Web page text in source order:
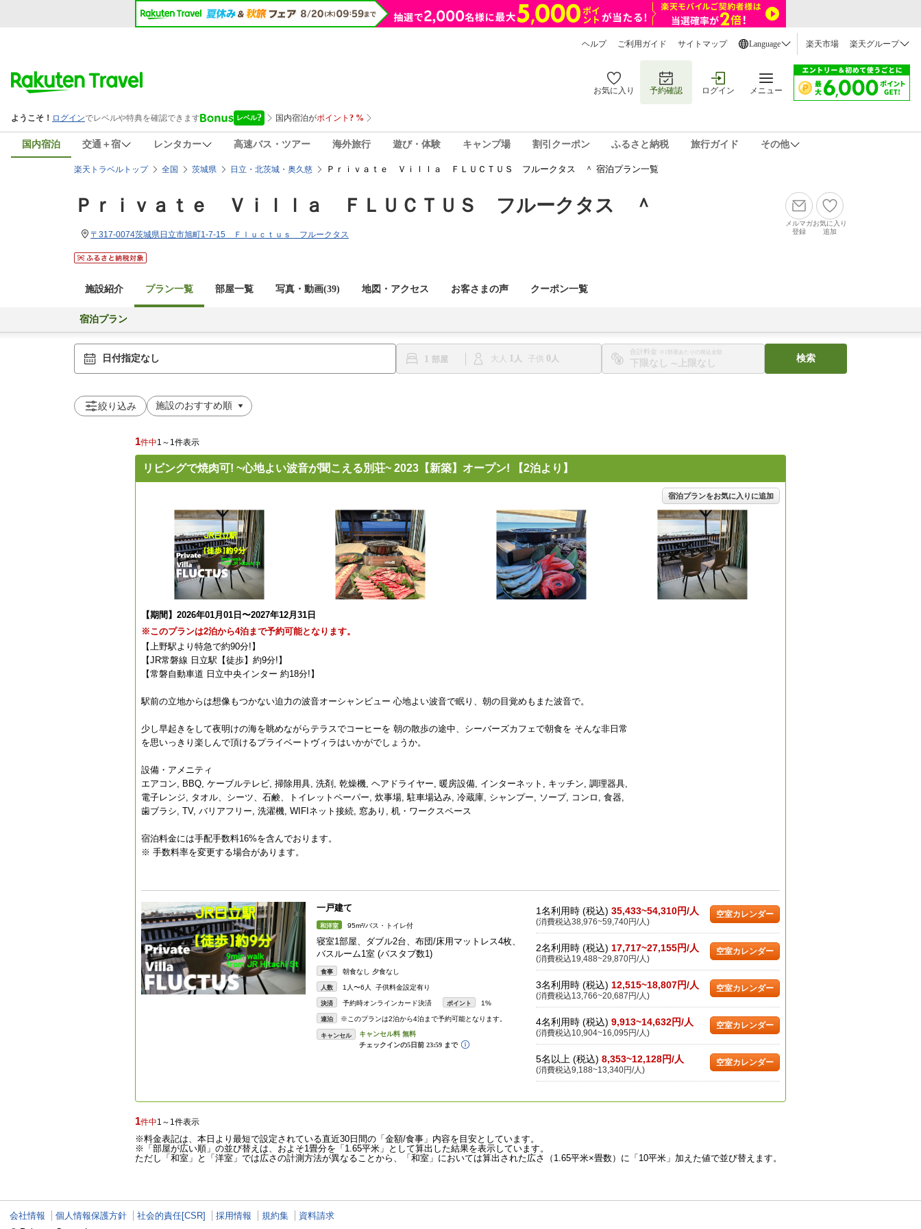
ヘルプ ご利用ガイド サイトマップ Language 楽天市場 楽天グループ
お気に入り 予約確認 ログイン メニュー
国内宿泊 交通＋宿 レンタカー 高速バス・ツアー 海外旅行 遊び・体験 キャンプ場 割引クーポン ふるさと納税 旅行ガイド その他
楽天トラベルトップ 全国 茨城県 日立・北茨城・奥久慈 Ｐｒｉｖａｔｅ Ｖｉｌｌａ ＦＬＵＣＴＵＳ フルークタス ＾ 宿泊プラン一覧
Ｐｒｉｖａｔｅ Ｖｉｌｌａ ＦＬＵＣＴＵＳ フルークタス ＾
〒317-0074茨城県日立市旭町1-7-15 Ｆｌｕｃｔｕｓ フルークタス
メルマガ
登録
お気に入り
追加
施設紹介 プラン一覧 部屋一覧 写真・動画(39) 地図・アクセス お客さまの声 クーポン一覧
宿泊プラン
日付指定なし 1 大人 1 子供 0
合計料金 ※1部屋あたりの税込金額
〜
検索
絞り込み
1件中1～1件表示
リビングで焼肉可! ~心地よい波音が聞こえる別荘~ 2023【新築】オープン! 【2泊より】
宿泊プランをお気に入りに追加
【期間】2026年01月01日〜2027年12月31日
※このプランは2泊から4泊まで予約可能となります。
【上野駅より特急で約90分!】
【JR常磐線 日立駅【徒歩】約9分!】
【常磐自動車道 日立中央インター 約18分!】
駅前の立地からは想像もつかない迫力の波音オーシャンビュー 心地よい波音で眠り、朝の目覚めもまた波音で。
少し早起きをして夜明けの海を眺めながらテラスでコーヒーを 朝の散歩の途中、シーバーズカフェで朝食を そんな非日常
を思いっきり楽しんで頂けるプライベートヴィラはいかがでしょうか。
設備・アメニティ
エアコン, BBQ, ケーブルテレビ, 掃除用具, 洗剤, 乾燥機, ヘアドライヤー, 暖房設備, インターネット, キッチン, 調理器具,
電子レンジ, タオル、シーツ、石鹸、トイレットペーパー, 炊事場, 駐車場込み, 冷蔵庫, シャンプー, ソープ, コンロ, 食器,
歯ブラシ, TV, バリアフリー, 洗濯機, WIFIネット接続, 窓あり, 机・ワークスペース
宿泊料金には手配手数料16%を含んでおります。
※ 手数料率を変更する場合があります。
一戸建て
和洋室 95m²/バス・トイレ付
寝室1部屋、ダブル2台、布団/床用マットレス4枚、
バスルーム1室 (バスタブ数1)
食事 朝食なし 夕食なし
人数 1人〜6人 子供料金設定有り
決済 予約時オンラインカード決済 ポイント 1%
連泊 ※このプランは2泊から4泊まで予約可能となります。
キャンセル
1名利用時 (税込) 35,433~54,310円/人
(消費税込38,976~59,740円/人)
空室カレンダー
2名利用時 (税込) 17,717~27,155円/人
(消費税込19,488~29,870円/人)
空室カレンダー
3名利用時 (税込) 12,515~18,807円/人
(消費税込13,766~20,687円/人)
空室カレンダー
4名利用時 (税込) 9,913~14,632円/人
(消費税込10,904~16,095円/人)
空室カレンダー
5名以上 (税込) 8,353~12,128円/人
(消費税込9,188~13,340円/人)
空室カレンダー
1件中1～1件表示
※料金表記は、本日より最短で設定されている直近30日間の「金額/食事」内容を目安としています。
※「部屋が広い順」の並び替えは、およそ1畳分を「1.65平米」として算出した結果を表示しています。
ただし「和室」と「洋室」では広さの計測方法が異なることから、「和室」においては算出された広さ（1.65平米×畳数）に「10平米」加えた値で並び替えます。
会社情報 個人情報保護方針 社会的責任[CSR] 採用情報 規約集
資料請求